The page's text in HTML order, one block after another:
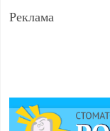
Реклама